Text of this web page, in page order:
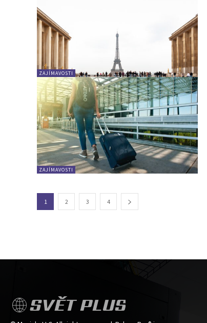
ZAJÍMAVOSTI
ZAJÍMAVOSTI
1 2 3 4
SVĚT PLUS